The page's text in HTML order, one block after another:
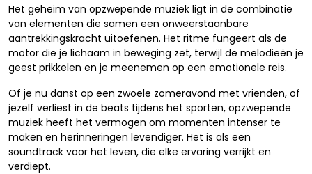
Het geheim van opzwepende muziek ligt in de combinatie
van elementen die samen een onweerstaanbare
aantrekkingskracht uitoefenen. Het ritme fungeert als de
motor die je lichaam in beweging zet, terwijl de melodieën je
geest prikkelen en je meenemen op een emotionele reis.
Of je nu danst op een zwoele zomeravond met vrienden, of
jezelf verliest in de beats tijdens het sporten, opzwepende
muziek heeft het vermogen om momenten intenser te
maken en herinneringen levendiger. Het is als een
soundtrack voor het leven, die elke ervaring verrijkt en
verdiept.